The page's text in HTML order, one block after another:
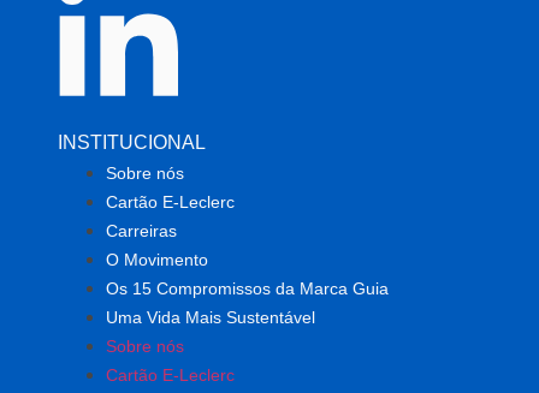
INSTITUCIONAL
Sobre nós
Cartão E-Leclerc
Carreiras
O Movimento
Os 15 Compromissos da Marca Guia
Uma Vida Mais Sustentável
Sobre nós
Cartão E-Leclerc